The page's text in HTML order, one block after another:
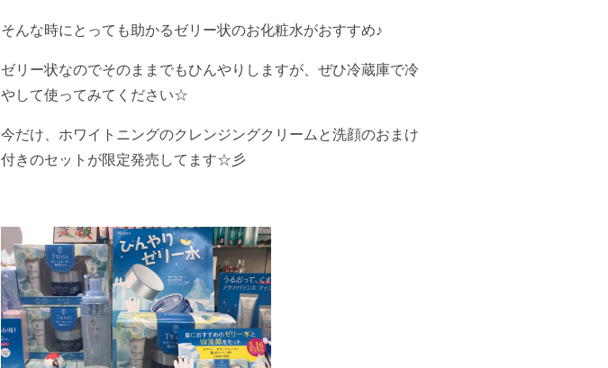
そんな時にとっても助かるゼリー状のお化粧水がおすすめ♪
ゼリー状なのでそのままでもひんやりしますが、ぜひ冷蔵庫で冷
やして使ってみてください☆
今だけ、ホワイトニングのクレンジングクリームと洗顔のおまけ
付きのセットが限定発売してます☆彡